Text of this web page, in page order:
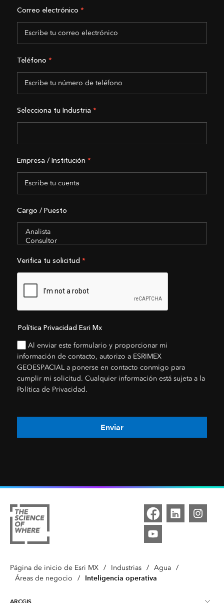
Correo electrónico *
Teléfono *
Selecciona tu Industria*
Empresa / Institución *
Cargo / Puesto
Verifica tu solicitud *
Política Privacidad Esri Mx
Al enviar este formulario y proporcionar mi
información de contacto, autorizo a ESRIMEX
GEOESPACIAL a ponerse en contacto conmigo para
cumplir mi solicitud. Cualquier información está sujeta a la
Política de Privacidad.
Enviar
Página de inicio de Esri MX / Industrias / Agua /
Áreas de negocio
/ Inteligencia operativa
ARCGIS